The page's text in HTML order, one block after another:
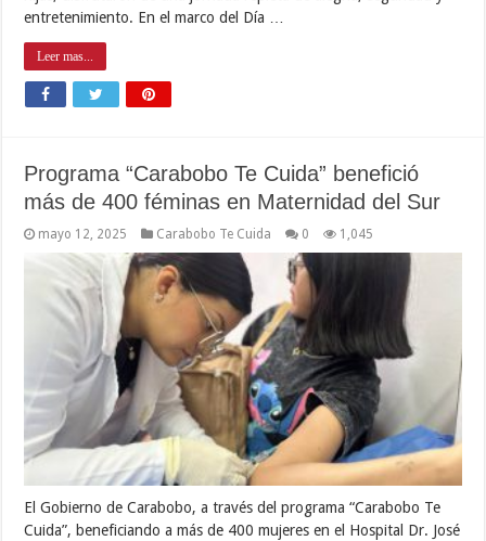
entretenimiento. En el marco del Día …
Leer mas...
Programa “Carabobo Te Cuida” benefició
más de 400 féminas en Maternidad del Sur
mayo 12, 2025 Carabobo Te Cuida 0 1,045
El Gobierno de Carabobo, a través del programa “Carabobo Te
Cuida”, beneficiando a más de 400 mujeres en el Hospital Dr. José